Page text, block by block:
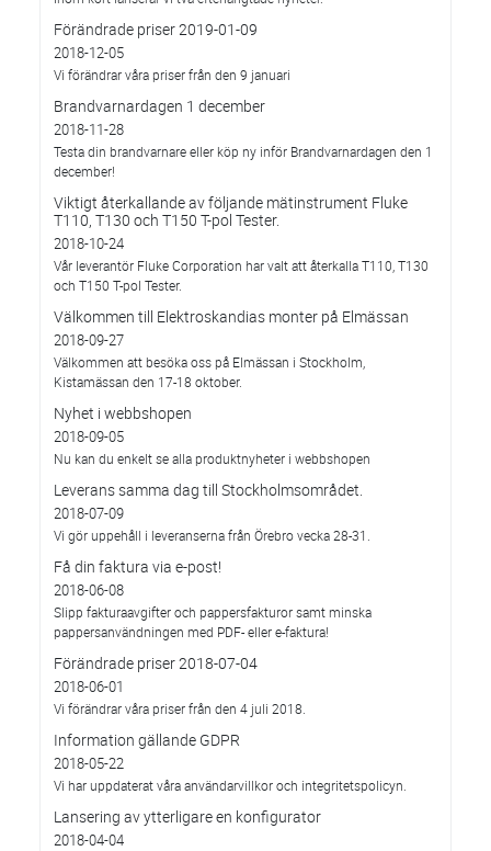
Förändrade priser 2019-01-09
2018-12-05
Vi förändrar våra priser från den 9 januari
Brandvarnardagen 1 december
2018-11-28
Testa din brandvarnare eller köp ny inför Brandvarnardagen den 1
december!
Viktigt återkallande av följande mätinstrument Fluke
T110, T130 och T150 T-pol Tester.
2018-10-24
Vår leverantör Fluke Corporation har valt att återkalla T110, T130
och T150 T-pol Tester.
Välkommen till Elektroskandias monter på Elmässan
2018-09-27
Välkommen att besöka oss på Elmässan i Stockholm,
Kistamässan den 17-18 oktober.
Nyhet i webbshopen
2018-09-05
Nu kan du enkelt se alla produktnyheter i webbshopen
Leverans samma dag till Stockholmsområdet.
2018-07-09
Vi gör uppehåll i leveranserna från Örebro vecka 28-31.
Få din faktura via e-post!
2018-06-08
Slipp fakturaavgifter och pappersfakturor samt minska
pappersanvändningen med PDF- eller e-faktura!
Förändrade priser 2018-07-04
2018-06-01
Vi förändrar våra priser från den 4 juli 2018.
Information gällande GDPR
2018-05-22
Vi har uppdaterat våra användarvillkor och integritetspolicyn.
Lansering av ytterligare en konfigurator
2018-04-04